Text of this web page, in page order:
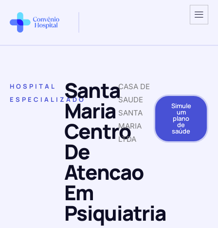
HOSPITAL
ESPECIALIZADOSanta
Maria
Centro
De
Atencao
Em
Psiquiatria
CASA DE
SAUDE
SANTA
MARIA
LTDA
Simule
um
plano
de
saúde